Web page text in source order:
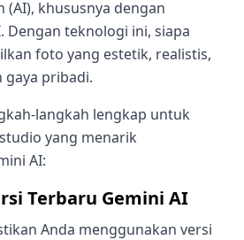
(AI), khususnya dengan
Dengan teknologi ini, siapa
foto yang estetik, realistis,
gaya pribadi.
langkah lengkap untuk
yang menarik
AI:
Terbaru Gemini AI
Anda menggunakan versi